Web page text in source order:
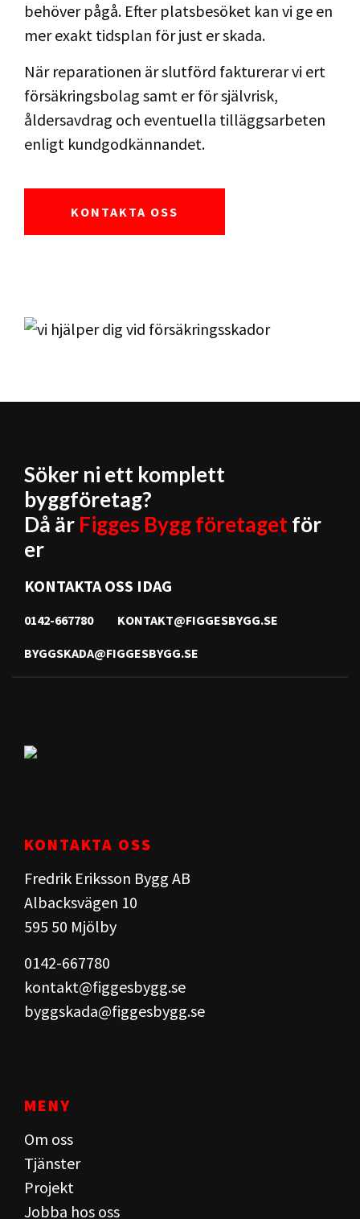
behöver pågå. Efter platsbesöket kan vi ge en
mer exakt tidsplan för just er skada.
När reparationen är slutförd fakturerar vi ert
försäkringsbolag samt er för självrisk,
åldersavdrag och eventuella tilläggsarbeten
enligt kundgodkännandet.
KONTAKTA OSS
Söker ni ett komplett
byggföretag?
Då är Figges Bygg företagetför
er
KONTAKTA OSS IDAG
0142-667780 KONTAKT@FIGGESBYGG.SE
BYGGSKADA@FIGGESBYGG.SE
KONTAKTA OSS
Fredrik Eriksson Bygg AB
Albacksvägen 10
595 50 Mjölby​
0142-667780
kontakt@figgesbygg.se
byggskada@figgesbygg.se
MENY
Om oss
Tjänster
Projekt
Jobba hos oss